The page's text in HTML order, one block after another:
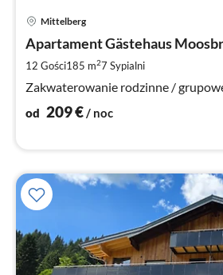
Mittelberg
Apartament Gästehaus
12 Gości185 m27 Sypialni
Zakwaterowanie rodzinne /
od 209€/ noc